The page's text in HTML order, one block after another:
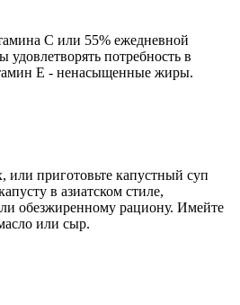
С или 55% ежедневной
потребность в
Е - ненасыщенные жиры.
или приготовьте капустный суп
в азиатском стиле,
обезжиренному рациону. Имейте
или сыр.